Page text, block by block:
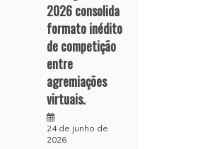
2026 consolida
formato inédito
de competição
entre
agremiações
virtuais.
24 de junho de
2026